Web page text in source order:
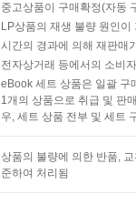
중고상품이 구매확정(자동
LP상품의 재생 불량 원인
시간의 경과에 의해 재판매
전자상거래 등에서의 소비
eBook 세트 상품은 일괄 구
1개의 상품으로 취급 및 판
우, 세트 상품 전부 및 세트
상품의 불량에 의한 반품,
준하여 처리됨